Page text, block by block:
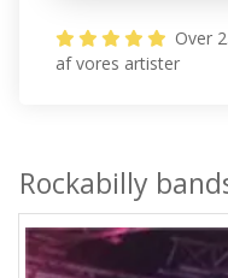
Over
af vores artister
Rockabilly